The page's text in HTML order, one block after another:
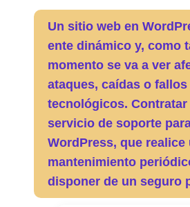
Un sitio web en
ente dinámico y, como
momento se va a ver
ataques, caídas o
tecnológicos. Contratar
servicio de soporte
WordPress, que realice
mantenimiento
disponer de un seguro